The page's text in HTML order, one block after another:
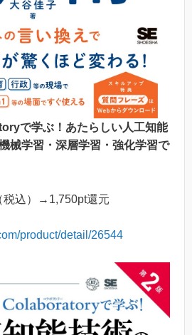
で学ぶ！あたらしい人工知能
械学習・深層学習・強化学習で
税込）→1,750pt還元
product/detail/26544